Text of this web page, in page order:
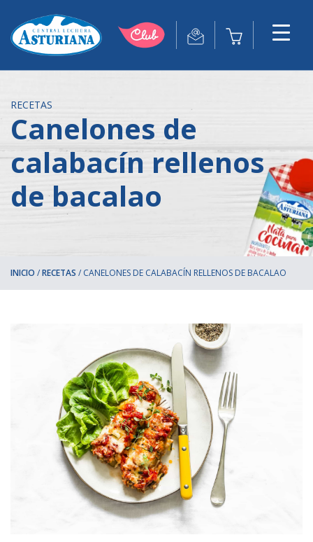
RECETAS
Canelones de
calabacín rellenos
de bacalao
INICIO /RECETAS / CANELONES DE CALABACÍN RELLENOS DE BACALAO